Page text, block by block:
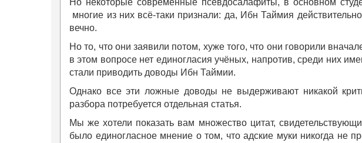
Но некоторые современные псевдосалафиты, в основном
многие из них всё-таки признали: да, Ибн Таймия
вечно.
Но то, что они заявили потом, хуже того, что они говорили
в этом вопросе нет единогласия учёных, напротив, среди них
стали приводить доводы Ибн Таймии.
Однако все эти ложные доводы не выдерживают никакой
разбора потребуется отдельная статья.
Мы же хотели показать вам множество цитат,
было единогласное мнение о том, что адские муки никогда не